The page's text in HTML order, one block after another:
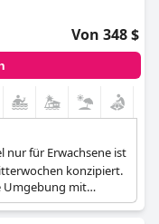
Von 348 $
nur für Erwachsene ist
konzipiert.
Umgebung mit
Speisemöglichkeiten
für Paare.